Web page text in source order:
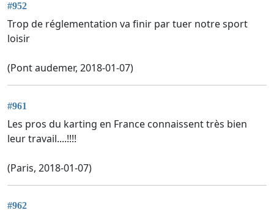
#952
Trop de réglementation va finir par tuer notre sport
loisir
(Pont audemer, 2018-01-07)
#961
Les pros du karting en France connaissent très bien
leur travail....!!!!
(Paris, 2018-01-07)
#962